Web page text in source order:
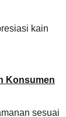
kain
Konsumen
sesuai